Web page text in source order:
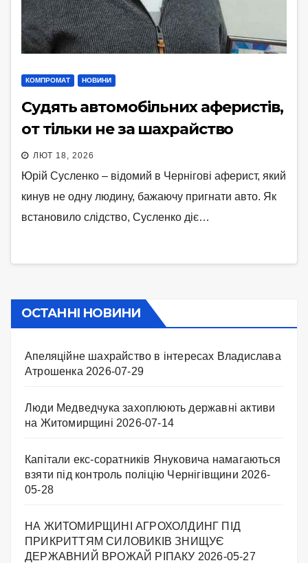
КОМПРОМАТ НОВИНИ
Судять автомобільних аферистів,
от тільки не за шахрайство
ЛЮТ 18, 2026
Юрій Сусленко – відомий в Чернігові аферист, який
кинув не одну людину, бажаючу пригнати авто. Як
встановило слідство, Сусленко діє…
ОСТАННІ НОВИНИ
Апеляційне шахрайство в інтересах Владислава
Атрошенка 2026-07-29
Люди Медведчука захоплюють державні активи
на Житомирщині 2026-07-14
Капітали екс-соратників Януковича намагаються
взяти під контроль поліцію Чернігівщини 2026-
05-28
НА ЖИТОМИРЩИНІ АГРОХОЛДИНГ ПІД
ПРИКРИТТЯМ СИЛОВИКІВ ЗНИЩУЄ
ДЕРЖАВНИЙ ВРОЖАЙ РІПАКУ ​ 2026-05-27